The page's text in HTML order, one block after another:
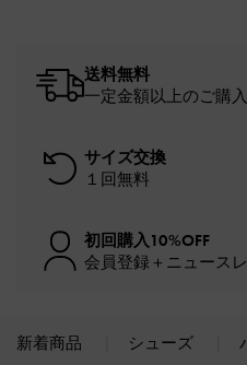
送料無料
一定金額以上のご購
サイズ交換
１回無料
初回購入10%OFF
会員登録＋ニュース
新着商品 シューズ